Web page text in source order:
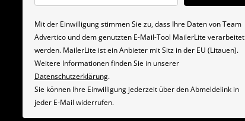
Mit der Einwilligung stimmen Sie zu, dass Ihre Daten von Team
Advertico und dem genutzten E-Mail-Tool MailerLite verarbeitet
werden. MailerLite ist ein Anbieter mit Sitz in der EU (Litauen).
Weitere Informationen finden Sie in unserer
Datenschutzerklärung.
Sie können Ihre Einwilligung jederzeit über den Abmeldelink in
jeder E-Mail widerrufen.